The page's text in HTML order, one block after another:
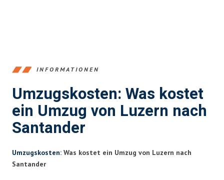
INFORMATIONEN
Umzugskosten: Was kostet
ein Umzug von Luzern nach
Santander
Umzugskosten: Was kostet ein Umzug von Luzern nach
Santander